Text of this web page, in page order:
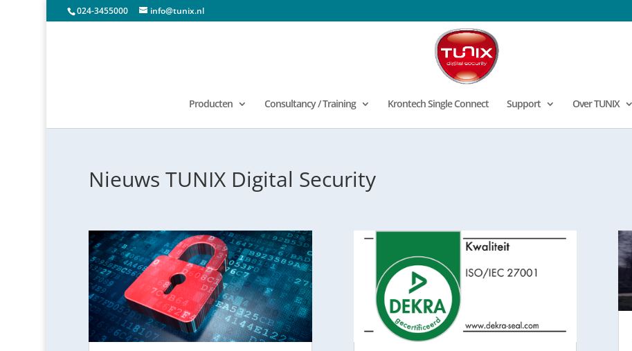
024-3455000 info@tunix.nl
Producten Consultancy / Training Krontech Single Connect Support Over TUNIX
Nieuws TUNIX Digital Security